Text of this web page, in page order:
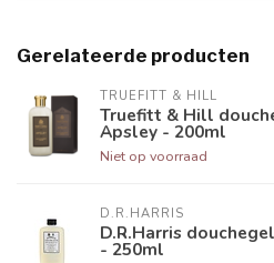
Gerelateerde producten
TRUEFITT & HILL
Truefitt & Hill
Apsley - 200ml
Niet op voorraad
D.R.HARRIS
D.R.Harris
- 250ml